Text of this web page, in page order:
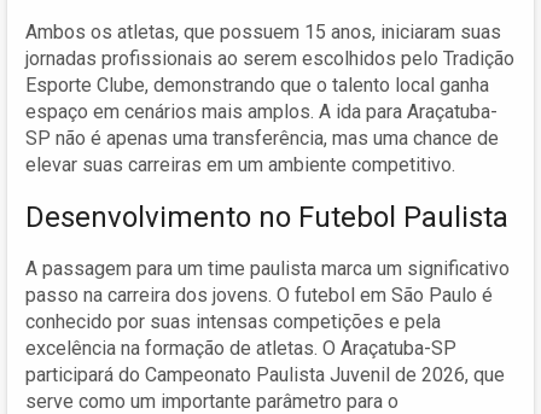
Ambos os atletas, que possuem 15 anos, iniciaram suas
jornadas profissionais ao serem escolhidos pelo Tradição
Esporte Clube, demonstrando que o talento local ganha
espaço em cenários mais amplos. A ida para Araçatuba-
SP não é apenas uma transferência, mas uma chance de
elevar suas carreiras em um ambiente competitivo.
Desenvolvimento no Futebol Paulista
A passagem para um time paulista marca um significativo
passo na carreira dos jovens. O futebol em São Paulo é
conhecido por suas intensas competições e pela
excelência na formação de atletas. O Araçatuba-SP
participará do Campeonato Paulista Juvenil de 2026, que
serve como um importante parâmetro para o